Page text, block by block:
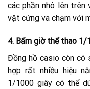
các phần nhô lên
vật cứng va chạm với
4. Bấm giờ thể thao 1/
Đồng hồ casio còn
hợp rất nhiều hiệu
1/1000 giây có thể